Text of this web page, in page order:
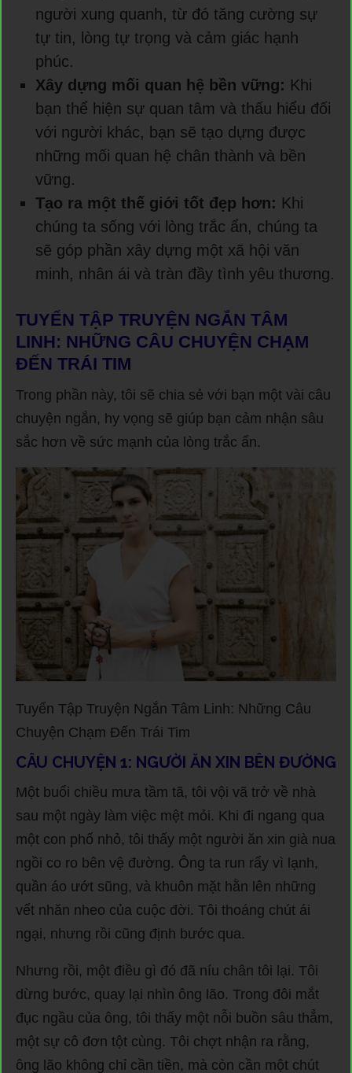
người xung quanh, từ đó tăng cường sự
tự tin, lòng tự trọng và cảm giác hạnh
phúc.
Xây dựng mối quan hệ bền vững: Khi
bạn thể hiện sự quan tâm và thấu hiểu đối
với người khác, bạn sẽ tạo dựng được
những mối quan hệ chân thành và bền
vững.
Tạo ra một thế giới tốt đẹp hơn: Khi
chúng ta sống với lòng trắc ẩn, chúng ta
sẽ góp phần xây dựng một xã hội văn
minh, nhân ái và tràn đầy tình yêu thương.
TUYỂN TẬP TRUYỆN NGẮN TÂM
LINH: NHỮNG CÂU CHUYỆN CHẠM
ĐẾN TRÁI TIM
Trong phần này, tôi sẽ chia sẻ với bạn một vài câu
chuyện ngắn, hy vọng sẽ giúp bạn cảm nhận sâu
sắc hơn về sức mạnh của lòng trắc ẩn.
Tuyển Tập Truyện Ngắn Tâm Linh: Những Câu
Chuyện Chạm Đến Trái Tim
CÂU CHUYỆN 1: NGƯỜI ĂN XIN BÊN ĐƯỜNG
Một buổi chiều mưa tầm tã, tôi vội vã trở về nhà
sau một ngày làm việc mệt mỏi. Khi đi ngang qua
một con phố nhỏ, tôi thấy một người ăn xin già nua
ngồi co ro bên vệ đường. Ông ta run rẩy vì lạnh,
quần áo ướt sũng, và khuôn mặt hằn lên những
vết nhăn nheo của cuộc đời. Tôi thoáng chút ái
ngại, nhưng rồi cũng định bước qua.
Nhưng rồi, một điều gì đó đã níu chân tôi lại. Tôi
dừng bước, quay lại nhìn ông lão. Trong đôi mắt
đục ngầu của ông, tôi thấy một nỗi buồn sâu thẳm,
một sự cô đơn tột cùng. Tôi chợt nhận ra rằng,
ông lão không chỉ cần tiền, mà còn cần một chút